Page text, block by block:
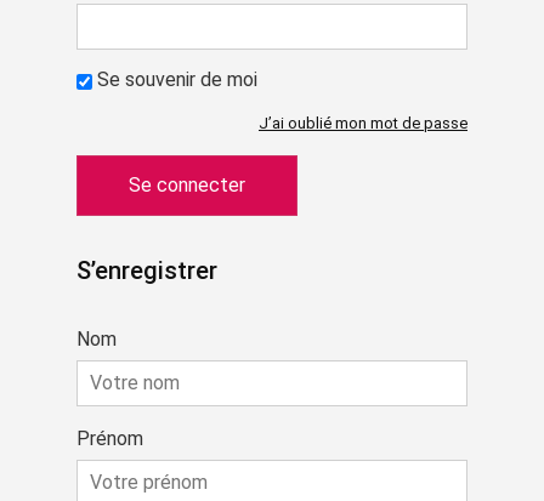
Se souvenir de moi
J’ai oublié mon mot de passe
S’enregistrer
Nom
Prénom